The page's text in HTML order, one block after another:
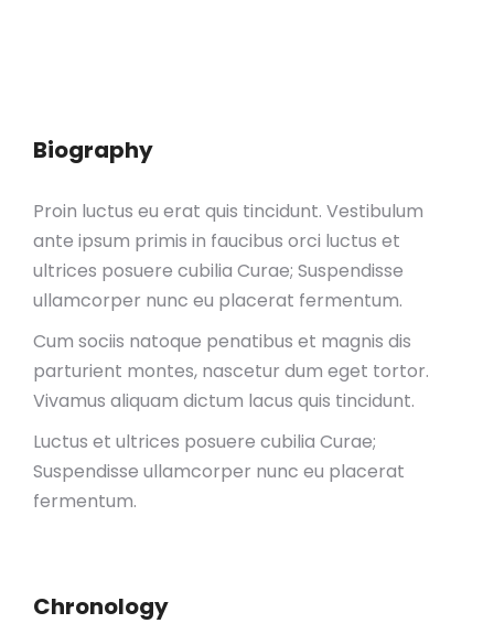
Biography
Proin luctus eu erat quis tincidunt. Vestibulum
ante ipsum primis in faucibus orci luctus et
ultrices posuere cubilia Curae; Suspendisse
ullamcorper nunc eu placerat fermentum.
Cum sociis natoque penatibus et magnis dis
parturient montes, nascetur dum eget tortor.
Vivamus aliquam dictum lacus quis tincidunt.
Luctus et ultrices posuere cubilia Curae;
Suspendisse ullamcorper nunc eu placerat
fermentum.
Chronology